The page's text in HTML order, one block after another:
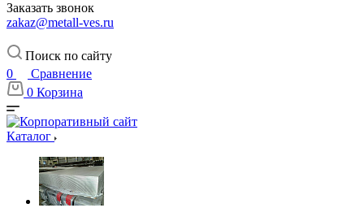
Заказать звонок
zakaz@metall-ves.ru
Поиск по сайту
0
Сравнение
0 Корзина
Каталог